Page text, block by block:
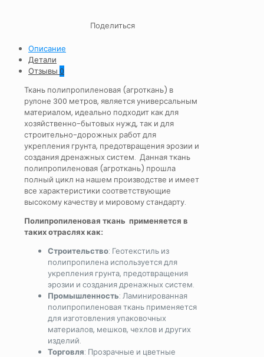
Поделиться
Описание
Детали
Отзывы 0
Ткань полипропиленовая (агроткань) в
рулоне 300 метров, является универсальным
материалом, идеально подходит как для
хозяйственно-бытовых нужд, так и для
строительно-дорожных работ для
укрепления грунта, предотвращения эрозии и
создания дренажных систем. Данная ткань
полипропиленовая (агроткань) прошла
полный цикл на нашем производстве и имеет
все характеристики соответствующие
высокому качеству и мировому стандарту.
Полипропиленовая ткань применяется в
таких отраслях как:
Строительство: Геотекстиль из
полипропилена используется для
укрепления грунта, предотвращения
эрозии и создания дренажных систем.
Промышленность: Ламинированная
полипропиленовая ткань применяется
для изготовления упаковочных
материалов, мешков, чехлов и других
изделий.
Торговля: Прозрачные и цветные